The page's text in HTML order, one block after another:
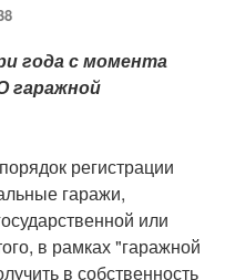
года с момента
гаражной
регистрации
гаражи,
или
в рамках "гаражной
в собственность